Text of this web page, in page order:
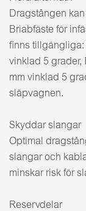
Dragstången
Briabfäste för
finns tillgängliga:
vinklad 5 grader,
mm vinklad 5
släpvagnen.
Skyddar slangar
Optimal
slangar och
minskar risk för
Reservdelar